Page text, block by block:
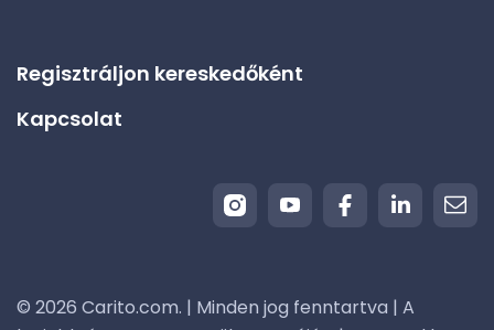
Regisztráljon kereskedőként
Kapcsolat
© 2026 Carito.com. | Minden jog fenntartva | A